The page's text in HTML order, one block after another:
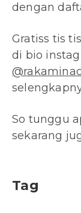
dengan
Gratiss tis
di bio
So tunggu
sekarang
Tag